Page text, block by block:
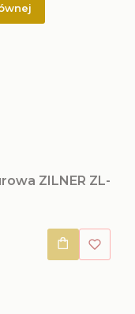
ZILNER ZL-